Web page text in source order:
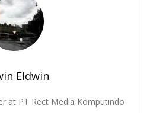
Eldwin
at PT Rect Media Komputindo